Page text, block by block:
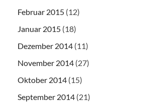
Februar 2015 (12)
Januar 2015 (18)
Dezember 2014 (11)
November 2014 (27)
Oktober 2014 (15)
September 2014 (21)